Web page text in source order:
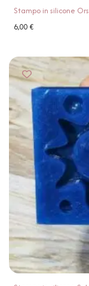
Stampo in silicone
6,00€